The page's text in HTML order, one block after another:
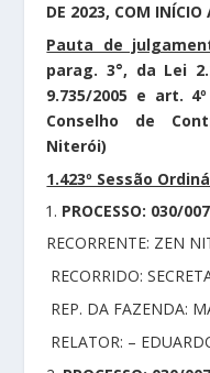
DE 2023, COM INÍCIO
Pauta de
parag. 3°, da Lei
9.735/2005 e art.
Conselho de
Niterói)
1.423º Sessão
PROCESSO: 030/
RECORRENTE: ZEN
RECORRIDO:
REP. DA FAZENDA:
RELATOR: –